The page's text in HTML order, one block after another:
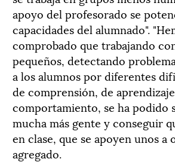
apoyo del profesorado se
capacidades del alumnado".
comprobado que trabajando
pequeños, detectando
a los alumnos por diferentes
de comprensión, de
comportamiento, se ha podido
mucha más gente y conseguir
en clase, que se apoyen unos a
agregado.